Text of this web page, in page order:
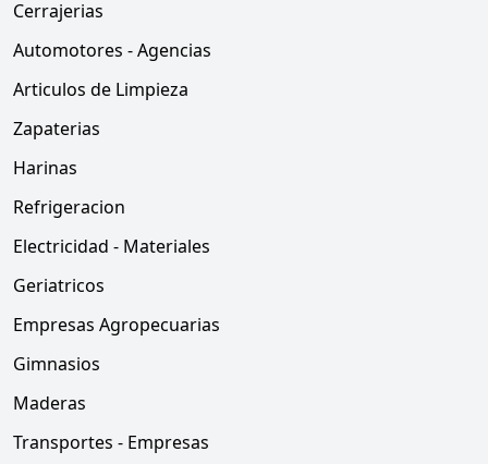
Cerrajerias
Automotores - Agencias
Articulos de Limpieza
Zapaterias
Harinas
Refrigeracion
Electricidad - Materiales
Geriatricos
Empresas Agropecuarias
Gimnasios
Maderas
Transportes - Empresas